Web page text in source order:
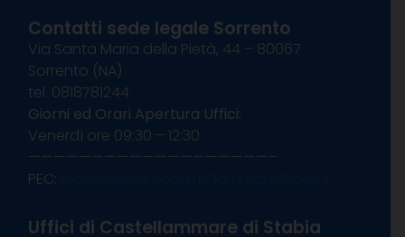
Contatti sede legale Sorrento
Via Santa Maria della Pietà, 44 – 80067
Sorrento (NA)
tel. 0818781244
Giorni ed Orari Apertura Uffici:
Venerdì ore 09:30 – 12:30
———————————————————–
PEC:
Uffici di Castellammare di Stabia